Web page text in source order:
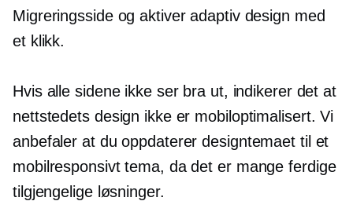
Migreringsside og aktiver adaptiv design med
et klikk.
Hvis alle sidene ikke ser bra ut, indikerer det at
nettstedets design ikke er mobiloptimalisert. Vi
anbefaler at du oppdaterer designtemaet til et
mobilresponsivt tema, da det er mangeferdige
tilgjengelige løsninger.